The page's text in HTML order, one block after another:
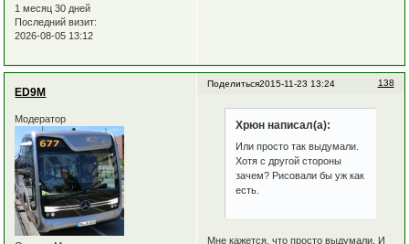
1 месяц 30 дней
Последний визит:
2026-08-05 13:12
Поделиться 138
2015-11-23 13:24
ED9M
Модератор Хрюн написал(а):
Или просто так выдумали.
Хотя с другой стороны
зачем? Рисовали бы уж как
есть.
Мне кажется, что просто выдумали. И